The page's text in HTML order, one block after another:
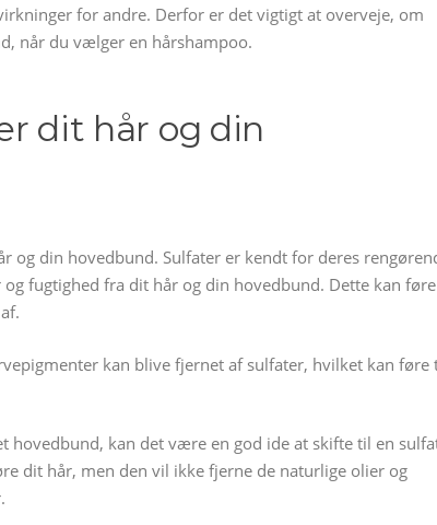
for andre. Derfor er det vigtigt at overveje, om
når du vælger en hårshampoo.
dit hår og din
og din hovedbund. Sulfater er kendt for deres
fugtighed fra dit hår og din hovedbund. Dette kan
kan blive fjernet af sulfater, hvilket kan føre
hovedbund, kan det være en god ide at skifte til en
dit hår, men den vil ikke fjerne de naturlige olier og